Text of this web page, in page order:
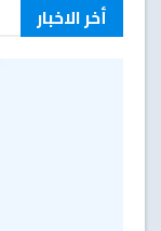
أخر الاخبار